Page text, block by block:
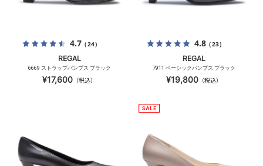
4.7（24）
REGAL
6669 ストラップパンプス ブラック
¥17,600 （税込）
4.8（23）
REGAL
7911 ベーシックパンプス ブラック
¥19,800（税込）